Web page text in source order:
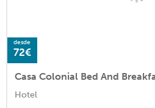
desde
72€
Casa Colonial Bed And
Hotel